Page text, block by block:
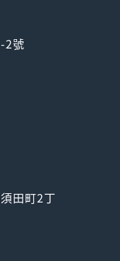
2號
田町2丁